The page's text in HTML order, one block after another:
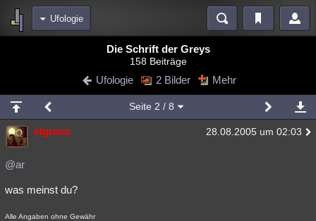
Ufologie
Blogs Videos
Chat Wiki Neuigkeiten
meine Rubriken
Menschen Mystery Kriminalfälle
Spiritualität
Natur Umfragen
Die Schrift der Greys
158 Beiträge
Ufologie 2 Bilder Mehr
Seite 2 / 8
elgreco 28.08.2005 um 02:03
@ar
was meinst du?
Alle Angaben ohne Gewähr